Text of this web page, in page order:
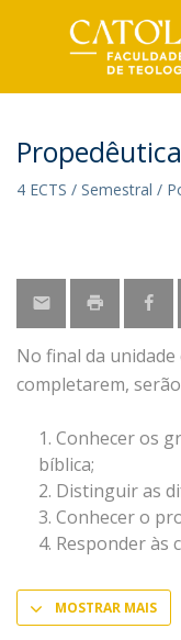
4 ECTS / Semestral /
No final da
completarem,
Conhecer os
bíblica;
Distinguir as
Conhecer o
Responder às
MOSTRAR MAIS